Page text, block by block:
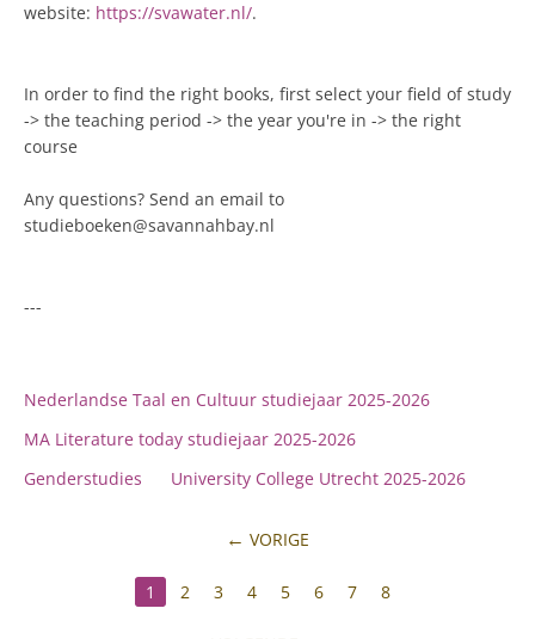
website: https://svawater.nl/.
In order to find the right books, first select your field of study
-> the teaching period -> the year you're in -> the right
course
Any questions? Send an email to
studieboeken@savannahbay.nl
---
Nederlandse Taal en Cultuur studiejaar 2025-2026
MA Literature today studiejaar 2025-2026
Genderstudies
University College Utrecht 2025-2026
VORIGE
1 2 3 4 5 6 7 8